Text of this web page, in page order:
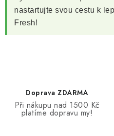
nastartujte svou cestu k
Fresh!
Doprava ZDARMA
Při nákupu nad 1500 Kč
platíme dopravu my!